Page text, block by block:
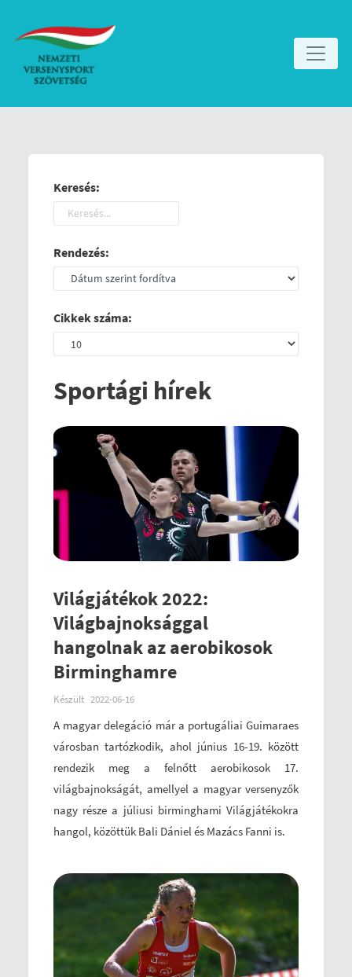
Keresés:
Rendezés:
Cikkek száma:
Sportági hírek
Világjátékok 2022:
Világbajnoksággal
hangolnak az aerobikosok
Birminghamre
Készült 2022-06-16
A magyar delegáció már a portugáliai Guimaraes
városban tartózkodik, ahol június 16-19. között
rendezik meg a felnőtt aerobikosok 17.
világbajnokságát, amellyel a magyar versenyzők
nagy része a júliusi birminghami Világjátékokra
hangol, közöttük Bali Dániel és Mazács Fanni is.